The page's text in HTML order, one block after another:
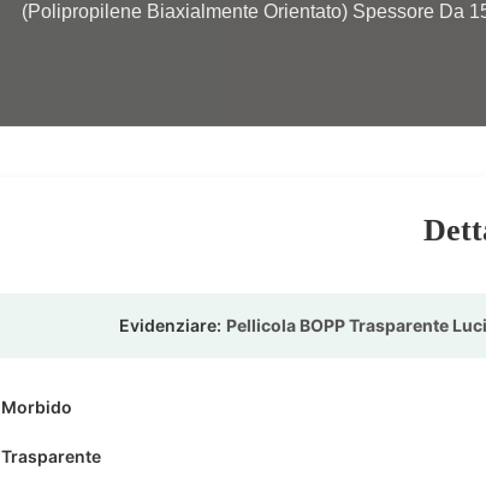
(Polipropilene Biaxialmente Orientato) Spessore Da
Evidenziare: Pellicola BOPP Trasparente
Morbido
Trasparente